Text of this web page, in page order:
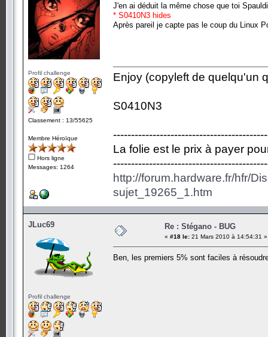
Profil challenge
Classement : 13/55625
Membre Héroïque
Hors ligne
Messages: 1264
J'en ai déduit la même chose que toi
* S0410N3 hides
Après pareil je capte pas le coup du Linux
Enjoy (copyleft de quelqu'un
S0410N3
La folie est le prix à payer
http://forum.hardware.fr/hfr/
sujet_19265_1.htm
JLuc69
Profil challenge
Re : Stégano - BUG
« #18 le: 21 Mars 2010 à 14:54:31 »
Ben, les premiers 5% sont faciles à